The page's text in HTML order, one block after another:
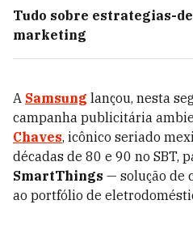
Tudo sobre estrategias-
marketing
A Samsung lançou, nesta
campanha publicitária
Chaves, icônico seriado
décadas de 80 e 90 no SBT,
SmartThings — solução de
ao portfólio de